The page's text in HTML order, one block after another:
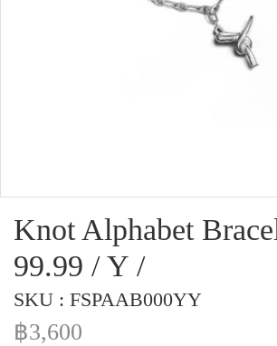
Knot Alphabet
99.99 / Y /
SKU : FSPAAB000YY
฿3,600